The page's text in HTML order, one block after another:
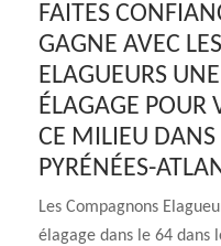
FAITES
GAGNE AVEC
ELAGUEURS
ÉLAGAGE POUR
CE MILIEU DANS
PYRÉNÉES-
Les Compagnons
élagage dans le 64 dans